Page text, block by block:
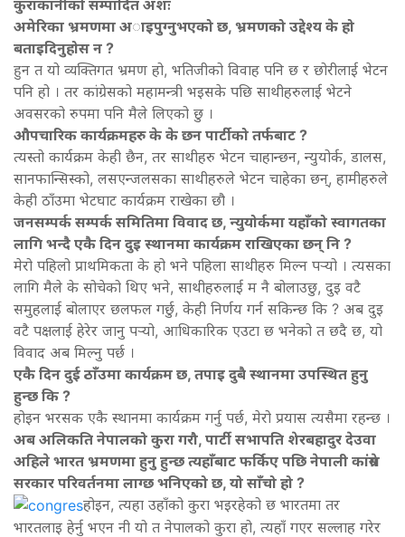
कुराकानीको सम्पादित अंशः
अमेरिका भ्रमणमा अाइपुग्नुभएको छ, भ्रमणको उद्देश्य के हो
बताइदिनुहोस न ?
हुन त यो व्यक्तिगत भ्रमण हो, भतिजीको विवाह पनि छ र छोरीलाई भेटन
पनि हो । तर कांग्रेसको महामन्त्री भइसके पछि साथीहरुलाई भेटने
अवसरको रुपमा पनि मैले लिएको छु ।
औपचारिक कार्यक्रमहरु के के छन पार्टीको तर्फबाट ?
त्यस्तो कार्यक्रम केही छैन, तर साथीहरु भेटन चाहान्छन, न्युयोर्क, डालस,
सानफान्सिस्को, लसएन्जलसका साथीहरुले भेटन चाहेका छन्, हामीहरुले
केही ठाँउमा भेटघाट कार्यक्रम राखेका छौ ।
जनसम्पर्क सम्पर्क समितिमा विवाद छ, न्युयोर्कमा यहाँको स्वागतका
लागि भन्दै एकै दिन दुइ स्थानमा कार्यक्रम राखिएका छन् नि ?
मेरो पहिलो प्राथमिकता के हो भने पहिला साथीहरु मिल्न पर्‍यो । त्यसका
लागि मैले के सोचेको थिए भने, साथीहरुलाई म नै बोलाउछु, दुइ वटै
समुहलाई बोलाएर छलफल गर्छु, केही निर्णय गर्न सकिन्छ कि ? अब दुइ
वटै पक्षलाई हेरेर जानु पर्‍यो, आधिकारिक एउटा छ भनेको त छदै छ, यो
विवाद अब मिल्नु पर्छ ।
एकै दिन दुई ठाँउमा कार्यक्रम छ, तपाइ दुबै स्थानमा उपस्थित हुनु
हुन्छ कि ?
होइन भरसक एकै स्थानमा कार्यक्रम गर्नु पर्छ, मेरो प्रयास त्यसैमा रहन्छ ।
अब अलिकति नेपालको कुरा गरौ, पार्टी सभापति शेरबहादुर देउवा
अहिले भारत भ्रमणमा हुनु हुन्छ त्यहाँबाट फर्किए पछि नेपाली कांग्रेस
सरकार परिवर्तनमा लाग्छ भनिएको छ, यो साँचो हो ?
होइन, त्यहा उहाँको कुरा भइरहेको छ भारतमा तर
भारतलाइ हेर्नु भएन नी यो त नेपालको कुरा हो, त्यहाँ गएर सल्लाह गरेर